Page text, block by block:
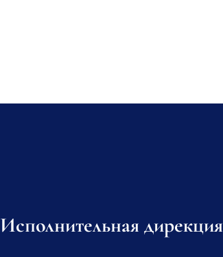
Исполнительная дирекция